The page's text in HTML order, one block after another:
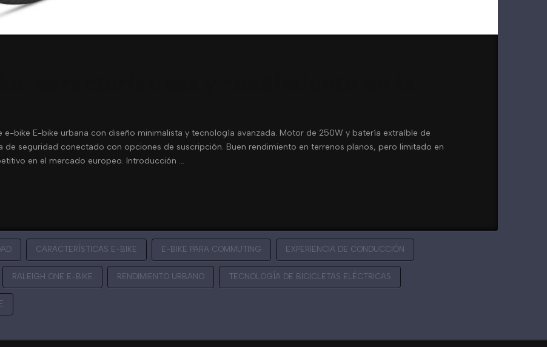
e-bike E-bike urbana con diseño minimalista y tecnología avanzada. Motor de 250W y batería extraíble de
de seguridad conectado con opciones de suscripción. Buen rendimiento en terrenos planos, pero limitado en
en el mercado europeo. Introducción …
CARACTERÍSTICAS E-BIKE E-BIKE PARA COMMUTING EXPERIENCIA DE CONDUCCIÓN
RALEIGH ONE E-BIKE RENDIMIENTO URBANO TECNOLOGÍA DE BICICLETAS ELÉCTRICAS